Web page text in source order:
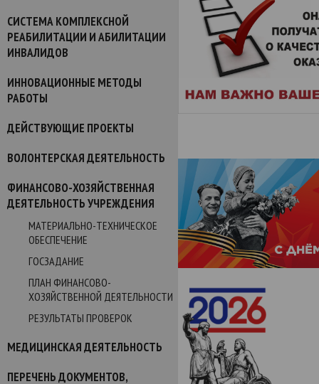
СИСТЕМА КОМПЛЕКСНОЙ
РЕАБИЛИТАЦИИ И АБИЛИТАЦИИ
ИНВАЛИДОВ
ИННОВАЦИОННЫЕ МЕТОДЫ
РАБОТЫ
ДЕЙСТВУЮЩИЕ ПРОЕКТЫ
ВОЛОНТЕРСКАЯ ДЕЯТЕЛЬНОСТЬ
ФИНАНСОВО-ХОЗЯЙСТВЕННАЯ
ДЕЯТЕЛЬНОСТЬ УЧРЕЖДЕНИЯ
МАТЕРИАЛЬНО-ТЕХНИЧЕСКОЕ
ОБЕСПЕЧЕНИЕ
ГОСЗАДАНИЕ
ПЛАН ФИНАНСОВО-
ХОЗЯЙСТВЕННОЙ ДЕЯТЕЛЬНОСТИ
РЕЗУЛЬТАТЫ ПРОВЕРОК
МЕДИЦИНСКАЯ ДЕЯТЕЛЬНОСТЬ
ПЕРЕЧЕНЬ ДОКУМЕНТОВ,